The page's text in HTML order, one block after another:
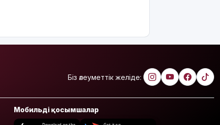
Біз әлеуметтік желіде:
Мобильді қосымшалар